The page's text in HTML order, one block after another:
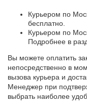
Курьером по
бесплатно.
Курьером по
Подробнее в
Вы можете оплатить
непосредственно в
вызова курьера и
Менеджер при
выбрать наиболее